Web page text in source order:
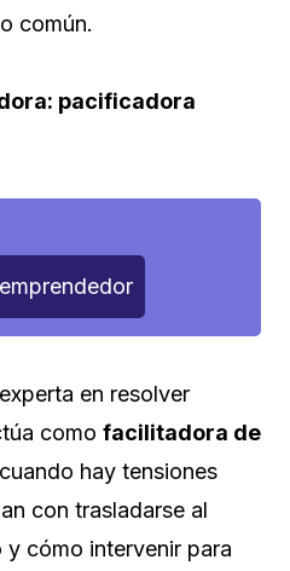
común.
pacificadora
en resolver
como facilitadora de
hay tensiones
con trasladarse al
cómo intervenir para